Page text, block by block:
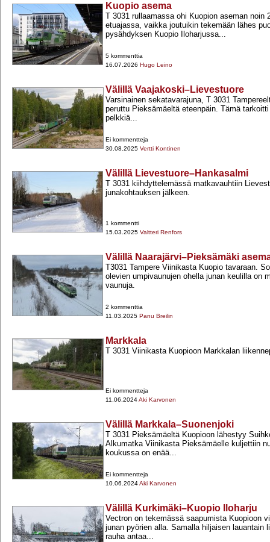
Kuopio asema
T 3031 rullaamassa ohi Kuopion aseman noin
etuajassa, vaikka joutuikin tekemään lähes
pysähdyksen Kuopio Iloharjussa...
5 kommenttia
16.07.2026 Hugo Leino
Välillä Vaajakoski–Lievestuore
Varsinainen sekatavarajuna, T 3031
peruttu Pieksämäeltä eteenpäin. Tämä
pelkkiä...
Ei kommentteja
30.08.2025 Vertti Kontinen
Välillä Lievestuore–Hankasalmi
T 3031 kiihdyttelemässä matkavauhtiin
junakohtauksen jälkeen.
1 kommentti
15.03.2025 Valtteri Renfors
Välillä Naarajärvi–Pieksämäki
T3031 Tampere Viinikasta Kuopio tavaraan.
olevien umpivaunujen ohella junan keulilla on
vaunuja.
2 kommenttia
11.03.2025 Panu Breilin
Markkala
T 3031 Viinikasta Kuopioon Markkalan
Ei kommentteja
11.06.2024Aki Karvonen
Välillä Markkala–Suonenjoki
T 3031 Pieksämäeltä Kuopioon lähestyy
Alkumatka Viinikasta Pieksämäelle kuljettiin
koukussa on enää...
Ei kommentteja
10.06.2024Aki Karvonen
Välillä Kurkimäki–Kuopio Iloharju
Vectron on tekemässä saapumista Kuopioon
junan pyörien alla. Samalla hiljaisen lauantain
rauha antaa...